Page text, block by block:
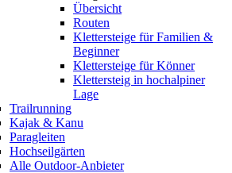
Übersicht
Routen
Klettersteige für Familien &
Beginner
Klettersteige für Könner
Klettersteig in hochalpiner
Lage
Trailrunning
Kajak & Kanu
Paragleiten
Hochseilgärten
Alle Outdoor-Anbieter